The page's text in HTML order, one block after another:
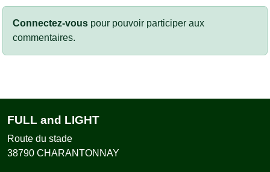
Connectez-vous pour pouvoir participer aux
commentaires.
FULL and LIGHT
Route du stade
38790 CHARANTONNAY